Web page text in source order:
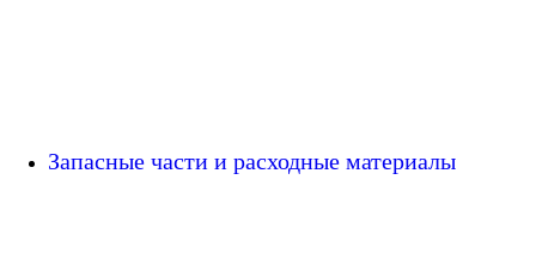
Запасные части и расходные материалы